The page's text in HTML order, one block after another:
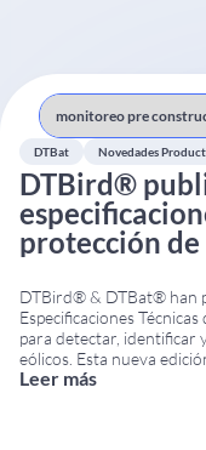
DTBat Novedades
DTBird®
protección
DTBird® & DTBat® han
Especificaciones
para detectar, identificar
eólicos. Esta nueva
e incorpora importantes
Leer más